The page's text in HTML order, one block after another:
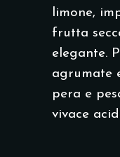
limone,
frutta
elegante.
agrumate
pera e
vivace